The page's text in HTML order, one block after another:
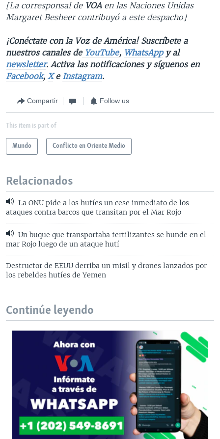
[La corresponsal de VOA en las Naciones Unidas
Margaret Besheer contribuyó a este despacho]
¡Conéctate con la Voz de América! Suscríbete a
nuestros canales deYouTube, WhatsAppy al
newsletter. Activa las notificaciones y síguenos en
Facebook, Xe Instagram.
Compartir Follow us
This item is part of
Mundo Conflicto en Oriente Medio
Relacionados
La ONU pide a los hutíes un cese inmediato de los
ataques contra barcos que transitan por el Mar Rojo
Un buque que transportaba fertilizantes se hunde en el
mar Rojo luego de un ataque hutí
Destructor de EEUU derriba un misil y drones lanzados por
los rebeldes hutíes de Yemen
Continúe leyendo